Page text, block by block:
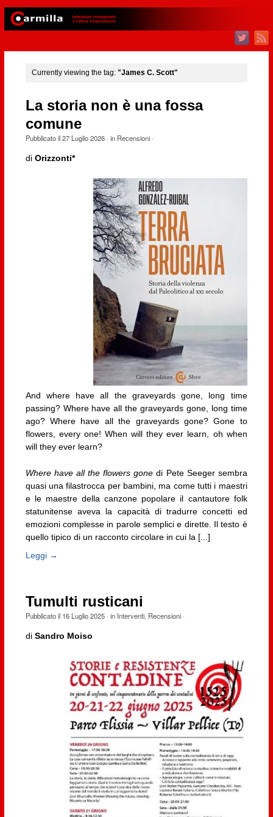
Currently viewing the tag: "James C. Scott"
La storia non è una fossa
comune
Pubblicato il27 Luglio 2026· in Recensioni·
di Orizzonti*
And where have all the graveyards gone, long time
passing? Where have all the graveyards gone, long time
ago? Where have all the graveyards gone? Gone to
flowers, every one! When will they ever learn, oh when
will they ever learn?
Where have all the flowers gone di Pete Seeger sembra
quasi una filastrocca per bambini, ma come tutti i maestri
e le maestre della canzone popolare il cantautore folk
statunitense aveva la capacità di tradurre concetti ed
emozioni complesse in parole semplici e dirette. Il testo è
quello tipico di un racconto circolare in cui la [...]
Leggi →
Tumulti rusticani
Pubblicato il 16 Luglio 2025· in Interventi, Recensioni·
di Sandro Moiso